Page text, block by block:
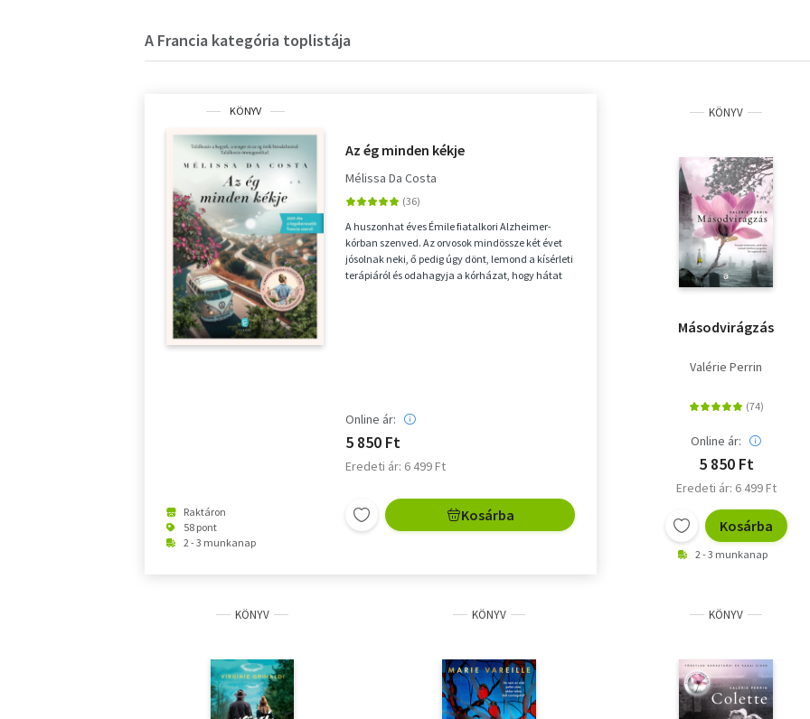
A Francia kategória toplistája
KÖNYV
Raktáron
58 pont
2 - 3 munkanap
Az ég minden kékje
Mélissa Da Costa
A huszonhat éves Émile fiatalkori Alzheimer-
kórban szenved. Az orvosok mindössze két évet
jósolnak neki, ő pedig úgy dönt, lemond a kísérleti
terápiáról és odahagyja a kórházat, hogy hátat
Online ár:
5 850 Ft
Eredeti ár: 6 499 Ft
Kosárba
KÖNYV
Másodvirágzás
Valérie Perrin
Online ár:
5 850 Ft
Eredeti ár: 6 499 Ft
Kosárba
2 - 3 munkanap
KÖNYV KÖNYV KÖNYV